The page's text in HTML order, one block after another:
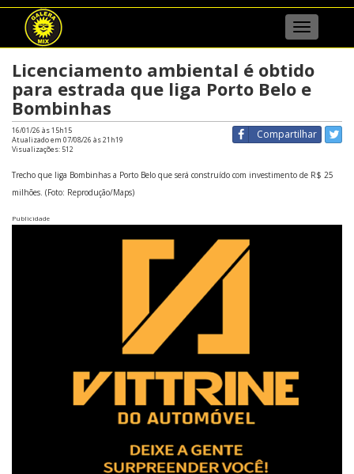
Menu
Licenciamento ambiental é obtido
para estrada que liga Porto Belo e
Bombinhas
Compartilhar
16/01/26 às 15h15
Atualizado em 07/08/26 às 21h19
Visualizações: 512
Trecho que liga Bombinhas a Porto Belo que será construído com investimento de R$ 25
milhões. (Foto: Reprodução/Maps)
Publicidade